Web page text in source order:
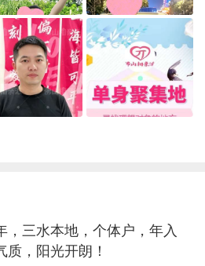
，三水本地，个体户，年入
，阳光开朗！